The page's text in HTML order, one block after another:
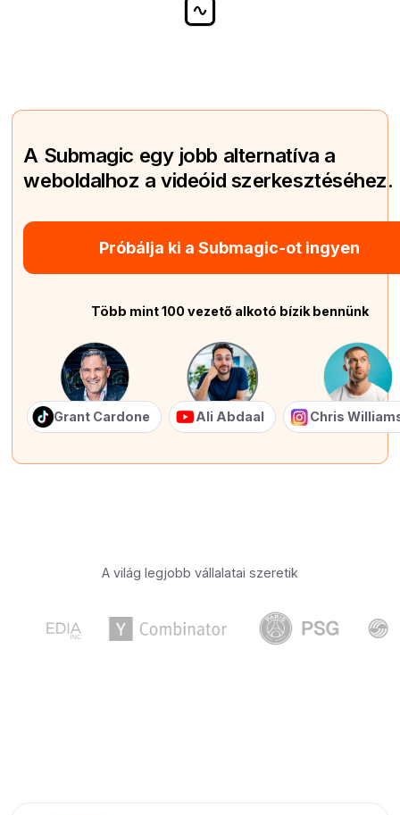
A Submagic egy jobb alternatíva a
weboldalhoz a videóid szerkesztéséhez.
Próbálja ki a Submagic-ot ingyen
Több mint 100 vezető alkotó bízik bennünk
Grant Cardone Ali Abdaal Chris
A világ legjobb vállalatai szeretik